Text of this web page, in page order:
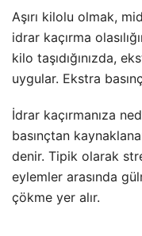
Aşırı kilolu olmak,
idrar kaçırma
kilo taşıdığınızda,
uygular. Ekstra
İdrar kaçırmanıza
basınçtan
denir. Tipik olarak
eylemler arasında
çökme yer alır.